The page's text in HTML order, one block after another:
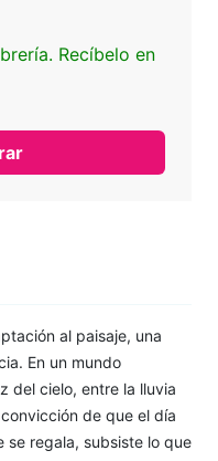
Recíbelo en
al paisaje, una
En un mundo
del cielo, entre la lluvia
de que el día
se regala, subsiste lo que